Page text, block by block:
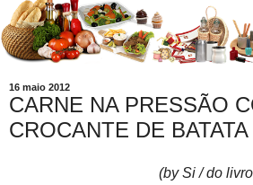
16 maio 2012
CARNE NA PRESSÃO
CROCANTE DE BATATA
(by Si / do